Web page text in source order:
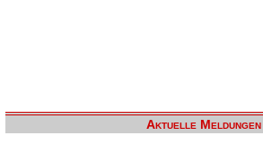
Aktuelle Meldungen